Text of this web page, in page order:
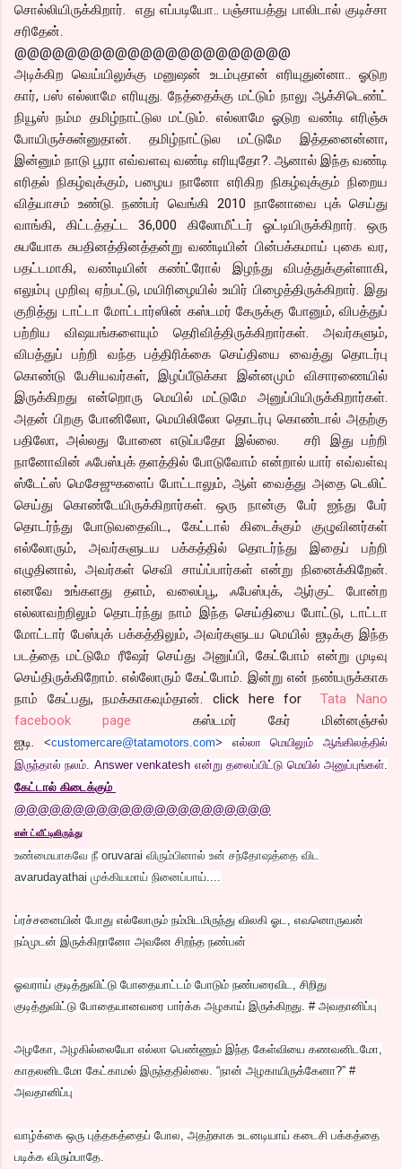
சொல்லியிருக்கிறார். எது எப்படியோ.. பஞ்சாயத்து பாலிடால் குடிச்சா
சரிதேன்.
@@@@@@@@@@@@@@@@@@@@@@
அடிக்கிற வெய்யிலுக்கு மனுஷன் உடம்புதான் எரியுதுன்னா.. ஓடுற
கார், பஸ் எல்லாமே எரியுது. நேத்தைக்கு மட்டும் நாலு ஆக்சிடெண்ட்
நியூஸ் நம்ம தமிழ்நாட்டுல மட்டும். எல்லாமே ஓடுற வண்டி எரிஞ்சு
போயிருச்சுன்னுதான். தமிழ்நாட்டுல மட்டுமே இத்தனைன்னா,
இன்னும் நாடு பூரா எவ்வளவு வண்டி எரியுதோ?. ஆனால் இந்த வண்டி
எரிதல் நிகழ்வுக்கும், பழைய நானோ எரிகிற நிகழ்வுக்கும் நிறைய
வித்யாசம் உண்டு. நண்பர் வெங்கி 2010 நானோவை புக் செய்து
வாங்கி, கிட்டத்தட்ட 36,000 கிலோமீட்டர் ஓட்டியிருக்கிறார். ஒரு
சுபயோக சுபதினத்தினத்தன்று வண்டியின் பின்பக்கமாய் புகை வர,
பதட்டமாகி, வண்டியின் கண்ட்ரோல் இழந்து விபத்துக்குள்ளாகி,
எலும்பு முறிவு ஏற்பட்டு, மயிரிழையில் உயிர் பிழைத்திருக்கிறார். இது
குறித்து டாட்டா மோட்டார்ஸின் கஸ்டமர் கேருக்கு போனும், விபத்துப்
பற்றிய விஷயங்களையும் தெரிவித்திருக்கிறார்கள். அவர்களும்,
விபத்துப் பற்றி வந்த பத்திரிக்கை செய்தியை வைத்து தொடர்பு
கொண்டு பேசியவர்கள், இழப்பீடுக்கா இன்னமும் விசாரணையில்
இருக்கிறது என்றொரு மெயில் மட்டுமே அனுப்பியிருக்கிறார்கள்.
அதன் பிறகு போனிலோ, மெயிலிலோ தொடர்பு கொண்டால் அதற்கு
பதிலோ, அல்லது போனை எடுப்பதோ இல்லை. சரி இது பற்றி
நானோவின் ஃபேஸ்புக் தளத்தில் போடுவோம் என்றால் யார் எவ்வள்வு
ஸ்டேட்ஸ் மெசேஜுகளைப் போட்டாலும், ஆள் வைத்து அதை டெலிட்
செய்து கொண்டேயிருக்கிறார்கள். ஒரு நான்கு பேர் ஐந்து பேர்
தொடர்ந்து போடுவதைவிட, கேட்டால் கிடைக்கும் குழுவினர்கள்
எல்லோரும், அவர்களுடய பக்கத்தில் தொடர்ந்து இதைப் பற்றி
எழுதினால், அவர்கள் செவி சாய்ப்பார்கள் என்று நினைக்கிறேன்.
எனவே உங்களது தளம், வலைப்பூ, ஃபேஸ்புக், ஆர்குட் போன்ற
எல்லாவற்றிலும் தொடர்ந்து நாம் இந்த செய்தியை போட்டு, டாட்டா
மோட்டார் பேஸ்புக் பக்கத்திலும், அவர்களுடய மெயில் ஐடிக்கு இந்த
படத்தை மட்டுமே ரீஷேர் செய்து அனுப்பி, கேட்போம் என்று முடிவு
செய்திருக்கிறோம். எல்லோரும் கேட்போம். இன்று என் நண்பருக்காக
நாம் கேட்பது, நமக்காகவும்தான். click here forTata Nano
facebook page கஸ்டமர் கேர் மின்னஞ்சல்
ஐடி.
<customercare@tatamotors.com> எல்லா மெயிலும் ஆங்கிலத்தில்
இருந்தால் நலம். Answer venkatesh என்று தலைப்பிட்டு மெயில் அனுப்புங்கள்.
கேட்டால் கிடைக்கும்
@@@@@@@@@@@@@@@@@@@@@@
என் ட்வீட்டிலிருந்து
உண்மையாகவே நீ oruvarai விரும்பினால் உன் சந்தோஷத்தை விட
avarudayathai முக்கியமாய் நினைப்பாய்....
ப்ரச்சனையின் போது எல்லோரும் நம்மிடமிருந்து விலகி ஓட, எவனொருவன்
நம்முடன் இருக்கிறானோ அவனே சிறந்த நண்பன்
ஓவராய் குடித்துவிட்டு போதையாட்டம் போடும் நண்பரைவிட, சிறிது
குடித்துவிட்டு போதையானவரை பார்க்க அழகாய் இருக்கிறது. # அவதானிப்பு
அழகோ, அழகில்லையோ எல்லா பெண்ணும் இந்த கேள்வியை கணவனிடமோ,
காதலனிடமோ கேட்காமல் இருந்ததில்லை. “நான் அழகாயிருக்கேனா?” #
அவதானிப்பு
வாழ்க்கை ஒரு புத்தகத்தைப் போல, அதற்காக உடனடியாய் கடைசி பக்கத்தை
படிக்க விரும்பாதே.